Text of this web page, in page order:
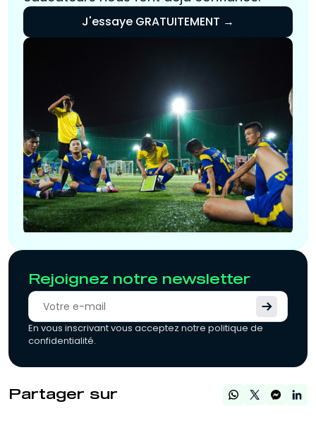
J'essaye GRATUITEMENT →
Rejoignez notre newsletter
En vous inscrivant vous acceptez notre politique de
confidentialité.
Partager sur